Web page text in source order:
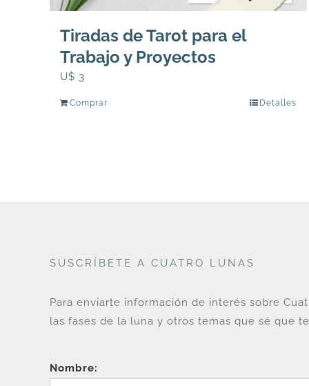
Tiradas de Tarot para el
Trabajo y Proyectos
U$ 3
Comprar Detalles
SUSCRÍBETE A CUATRO LUNAS
Para enviarte información de interés sobre
las fases de la luna y otros temas que sé que
Nombre: